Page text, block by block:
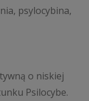
psylocybina,
o niskiej
Psilocybe.